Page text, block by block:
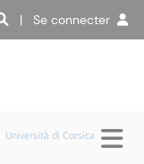
| Se connecter
Università di Corsica